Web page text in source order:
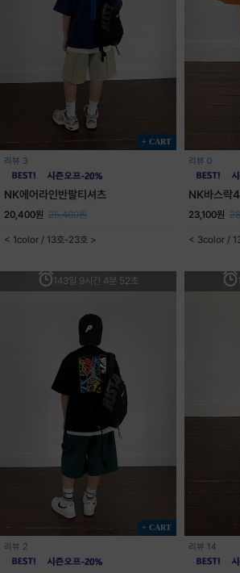
+ CART
리뷰 3
NK에어라인반팔티셔츠
20,400원 25,400원
< 1color / 13호-23호 >
리뷰 0
NK바스락
23,100원
< 3color /
143일 9시간 4분 52초
+ CART
리뷰 2 리뷰 14